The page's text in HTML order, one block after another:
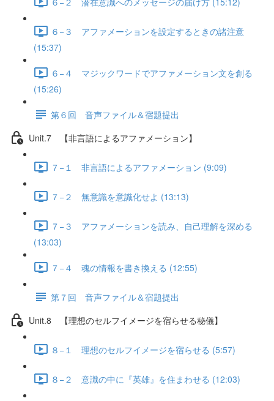
６−３ アファメーションを設定するときの諸注意
(15:37)
６−４ マジックワードでアファメーション文を創る
(15:26)
第６回 音声ファイル＆宿題提出
Unit.7 【非言語によるアファメーション】
７−１ 非言語によるアファメーション (9:09)
７−２ 無意識を意識化せよ (13:13)
７−３ アファメーションを読み、自己理解を深める
(13:03)
７−４ 魂の情報を書き換える (12:55)
第７回 音声ファイル＆宿題提出
Unit.8 【理想のセルフイメージを宿らせる秘儀】
８−１ 理想のセルフイメージを宿らせる (5:57)
８−２ 意識の中に『英雄』を住まわせる (12:03)